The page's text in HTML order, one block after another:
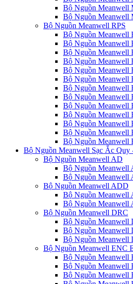
Bộ Nguồn Meanwell
Bộ Nguồn Meanwell
Bộ Nguồn Meanwell RPS
Bộ Nguồn Meanwell
Bộ Nguồn Meanwell
Bộ Nguồn Meanwell
Bộ Nguồn Meanwell
Bộ Nguồn Meanwell
Bộ Nguồn Meanwell
Bộ Nguồn Meanwell
Bộ Nguồn Meanwell
Bộ Nguồn Meanwell
Bộ Nguồn Meanwell
Bộ Nguồn Meanwell
Bộ Nguồn Meanwell
Bộ Nguồn Meanwell
Bộ Nguồn Meanwell Sạc Ắc Quy
Bộ Nguồn Meanwell AD
Bộ Nguồn Meanwell
Bộ Nguồn Meanwell
Bộ Nguồn Meanwell ADD
Bộ Nguồn Meanwell
Bộ Nguồn Meanwell
Bộ Nguồn Meanwell DRC
Bộ Nguồn Meanwell
Bộ Nguồn Meanwell
Bộ Nguồn Meanwell
Bộ Nguồn Meanwell ENC
Bộ Nguồn Meanwell
Bộ Nguồn Meanwell
Bộ Nguồn Meanwell